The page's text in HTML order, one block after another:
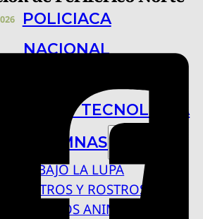
POLICIACA
NACIONAL
Y TECNOLOGÍA
COLUMNAS
BAJO LA LUPA
RASTROS Y ROSTROS
VÍNCULOS ANIMALES